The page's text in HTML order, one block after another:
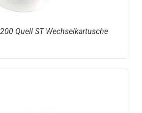
Quell ST Wechselkartusche